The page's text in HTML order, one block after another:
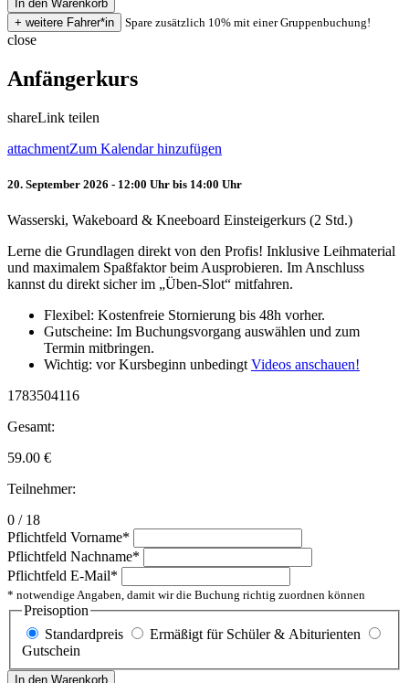
Spare zusätzlich 10% mit einer Gruppenbuchung!
close
Anfängerkurs
shareLink teilen
attachmentZum Kalendar hinzufügen
20. September 2026 - 12:00 Uhr bis 14:00 Uhr
Wasserski, Wakeboard & Kneeboard Einsteigerkurs (2 Std.)
Lerne die Grundlagen direkt von den Profis! Inklusive Leihmaterial
und maximalem Spaßfaktor beim Ausprobieren. Im Anschluss
kannst du direkt sicher im „Üben-Slot“ mitfahren.
Flexibel: Kostenfreie Stornierung bis 48h vorher.
Gutscheine: Im Buchungsvorgang auswählen und zum
Termin mitbringen.
Wichtig: vor Kursbeginn unbedingt Videos anschauen!
1783504116
Gesamt:
59.00 €
Teilnehmer:
0 / 18
Pflichtfeld Vorname*
Pflichtfeld Nachname*
Pflichtfeld E-Mail*
* notwendige Angaben, damit wir die Buchung richtig zuordnen können
Preisoption
Standardpreis
Ermäßigt für Schüler & Abiturienten
Gutschein